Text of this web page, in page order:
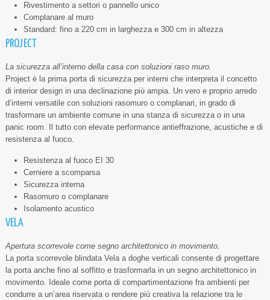
Rivestimento a settori o pannello unico
Complanare al muro
Standard: fino a 220 cm in larghezza e 300 cm in altezza
PROJECT
La sicurezza all’interno della casa con soluzioni raso muro.
Project è la prima porta di sicurezza per interni che interpreta il concetto
di interior design in una declinazione più ampia. Un vero e proprio arredo
d’interni versatile con soluzioni rasomuro o complanari, in grado di
trasformare un ambiente comune in una stanza di sicurezza o in una
panic room. Il tutto con elevate performance antieffrazione, acustiche e di
resistenza al fuoco.
Resistenza al fuoco EI 30
Cerniere a scomparsa
Sicurezza interna
Rasomuro o complanare
Isolamento acustico
VELA
Apertura scorrevole come segno architettonico in movimento.
La porta scorrevole blindata Vela a doghe verticali consente di progettare
la porta anche fino al soffitto e trasformarla in un segno architettonico in
movimento. Ideale come porta di compartimentazione fra ambienti per
condurre a un’area riservata o rendere più creativa la relazione tra le